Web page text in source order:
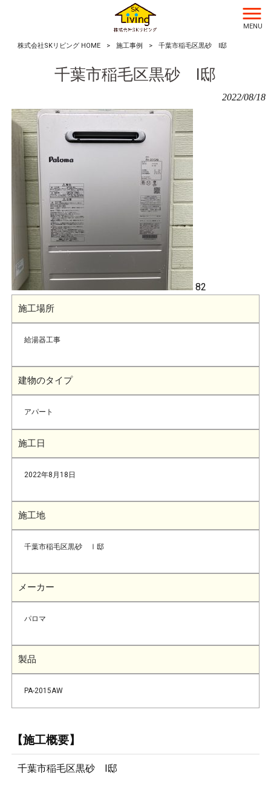
MENU
株式会社SKリビング HOME > 施工事例 > 千葉市稲毛区黒砂 I邸
千葉市稲毛区黒砂 I邸
2022/08/18
82
施工場所
給湯器工事
建物のタイプ
アパート
施工日
2022年8月18日
施工地
千葉市稲毛区黒砂 Ⅰ邸
メーカー
パロマ
製品
PA-2015AW
【施工概要】
千葉市稲毛区黒砂 I邸